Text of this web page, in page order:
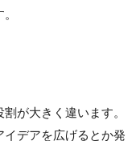
が大きく違います。
デアを広げるとか発